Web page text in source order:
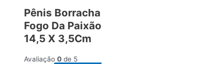
Pênis Borracha
Fogo Da Paixão
14,5 X 3,5Cm
Avaliação 0 de 5